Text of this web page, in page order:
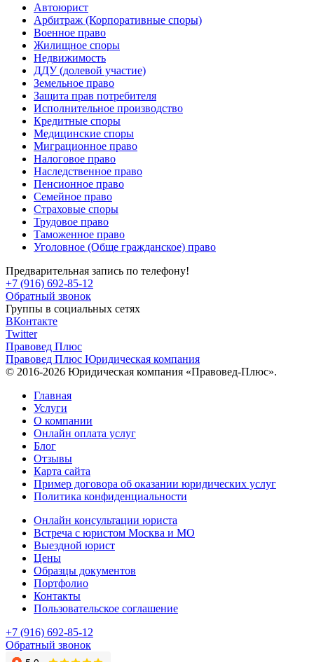
Автоюрист
Арбитраж (Корпоративные споры)
Военное право
Жилищное споры
Недвижимость
ДДУ (долевой участие)
Земельное право
Защита прав потребителя
Исполнительное производство
Кредитные споры
Медицинские споры
Миграционное право
Налоговое право
Наследственное право
Пенсионное право
Семейное право
Страховые споры
Трудовое право
Таможенное право
Уголовное (Обще гражданское) право
Предварительная запись по телефону!
+7 (916) 692-85-12
Обратный звонок
Группы в социальных сетях
ВКонтакте
Twitter
Правовед Плюс
Правовед Плюс Юридическая компания
© 2016-2026 Юридическая компания «Правовед-Плюс».
Главная
Услуги
О компании
Онлайн оплата услуг
Блог
Отзывы
Карта сайта
Пример договора об оказании юридических услуг
Политика конфиденциальности
Онлайн консультации юриста
Встреча с юристом Москва и МО
Выездной юрист
Цены
Образцы документов
Портфолио
Контакты
Пользовательское соглашение
+7 (916) 692-85-12
Обратный звонок